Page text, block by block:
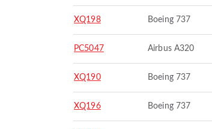
XQ198 Boeing 737
PC5047 Airbus A320
XQ190 Boeing 737
XQ196 Boeing 737